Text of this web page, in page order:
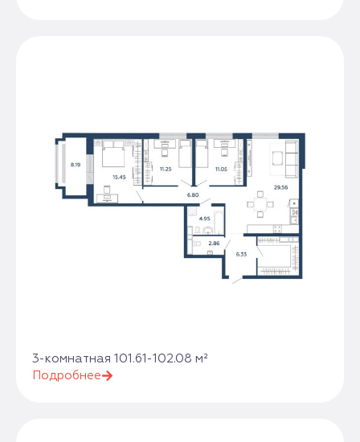
3-комнатная 101.61-102.08 м²
Подробнее